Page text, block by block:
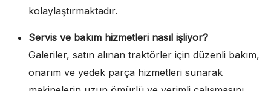
kolaylaştırmaktadır.
Servis ve bakım hizmetleri nasıl işliyor?
Galeriler, satın alınan traktörler için düzenli bakım,
onarım ve yedek parça hizmetleri sunarak